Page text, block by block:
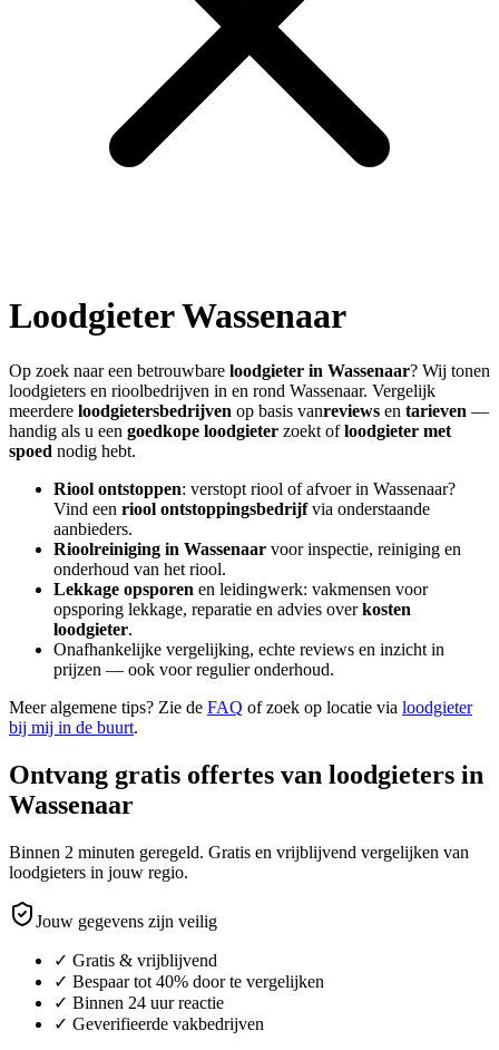
LoodgieterWassenaar
Op zoek naar een betrouwbare loodgieter in Wassenaar? Wij tonen
loodgieters en rioolbedrijven in en rond Wassenaar. Vergelijk
meerdere loodgietersbedrijven op basis vanreviews en tarieven —
handig als u een goedkope loodgieter zoekt ofloodgieter met
spoed nodig hebt.
Riool ontstoppen: verstopt riool of afvoer in Wassenaar?
Vind een riool ontstoppingsbedrijfvia onderstaande
aanbieders.
Rioolreiniging in Wassenaar voor inspectie, reiniging en
onderhoud van het riool.
Lekkage opsporen en leidingwerk: vakmensen voor
opsporing lekkage, reparatie en advies overkosten
loodgieter.
Onafhankelijke vergelijking, echte reviews en inzicht in
prijzen — ook voor regulier onderhoud.
Meer algemene tips? Zie de FAQ of zoek op locatie via loodgieter
bij mij in de buurt.
Ontvang gratis offertes van loodgieters in
Wassenaar
Binnen 2 minuten geregeld. Gratis en vrijblijvend vergelijken van
loodgieters in jouw regio.
Jouw gegevens zijn veilig
✓ Gratis & vrijblijvend
✓ Bespaar tot 40% door te vergelijken
✓ Binnen 24 uur reactie
✓ Geverifieerde vakbedrijven